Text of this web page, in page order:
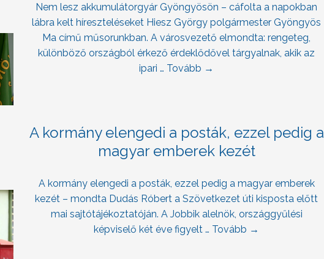
Nem lesz akkumulátorgyár Gyöngyösön – cáfolta a napokban
lábra kelt híreszteléseket Hiesz György polgármester Gyöngyös
Ma című műsorunkban. A városvezető elmondta: rengeteg,
különböző országból érkező érdeklődővel tárgyalnak, akik az
ipari … Tovább →
A kormány elengedi a posták, ezzel pedig a
magyar emberek kezét
A kormány elengedi a posták, ezzel pedig a magyar emberek
kezét – mondta Dudás Róbert a Szövetkezet úti kisposta előtt
mai sajtótájékoztatóján. A Jobbik alelnök, országgyűlési
képviselő két éve figyelt … Tovább →